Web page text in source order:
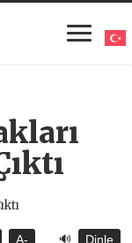
A- 🔊 Dinle